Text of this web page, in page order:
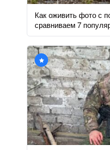
Как оживить фото с
сравниваем 7